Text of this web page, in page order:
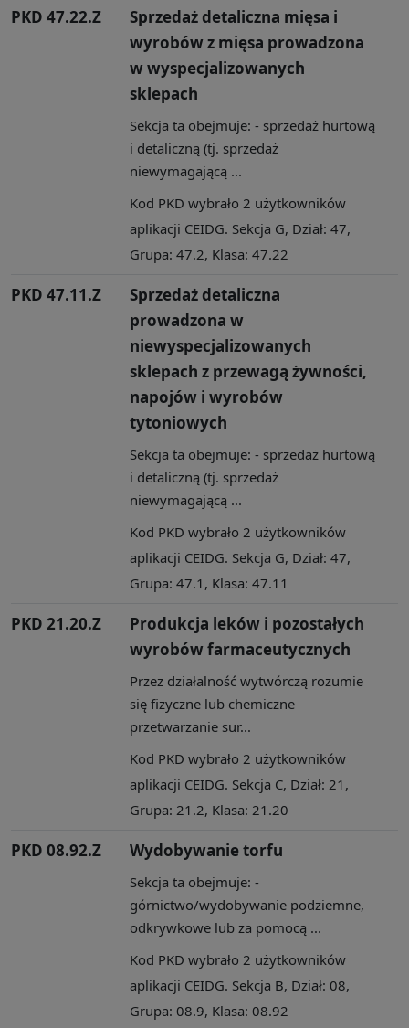
PKD 47.22.Z
Sprzedaż detaliczna mięsa i
wyrobów z mięsa prowadzona
w wyspecjalizowanych
sklepach
Sekcja ta obejmuje: - sprzedaż hurtową
i detaliczną (tj. sprzedaż
niewymagającą ...
Kod PKD wybrało 2 użytkowników
aplikacji CEIDG. Sekcja G, Dział: 47,
Grupa: 47.2, Klasa: 47.22
PKD 47.11.Z
Sprzedaż detaliczna
prowadzona w
niewyspecjalizowanych
sklepach z przewagą żywności,
napojów i wyrobów
tytoniowych
Sekcja ta obejmuje: - sprzedaż hurtową
i detaliczną (tj. sprzedaż
niewymagającą ...
Kod PKD wybrało 2 użytkowników
aplikacji CEIDG. Sekcja G, Dział: 47,
Grupa: 47.1, Klasa: 47.11
PKD 21.20.Z
Produkcja leków i pozostałych
wyrobów farmaceutycznych
Przez działalność wytwórczą rozumie
się fizyczne lub chemiczne
przetwarzanie sur...
Kod PKD wybrało 2 użytkowników
aplikacji CEIDG. Sekcja C, Dział: 21,
Grupa: 21.2, Klasa: 21.20
PKD 08.92.Z Wydobywanie torfu
Sekcja ta obejmuje: -
górnictwo/wydobywanie podziemne,
odkrywkowe lub za pomocą ...
Kod PKD wybrało 2 użytkowników
aplikacji CEIDG. Sekcja B, Dział: 08,
Grupa: 08.9, Klasa: 08.92